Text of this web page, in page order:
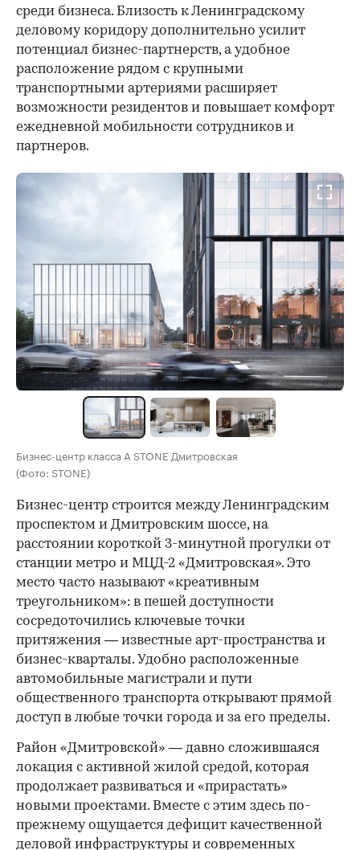
среди бизнеса. Близость к Ленинградскому
деловому коридору дополнительно усилит
потенциал бизнес-партнерств, а удобное
расположение рядом с крупными
транспортными артериями расширяет
возможности резидентов и повышает комфорт
ежедневной мобильности сотрудников и
партнеров.
Бизнес-центр класса А STONE Дмитровская
(Фото: STONE)
Бизнес-центр строится между Ленинградским
проспектом и Дмитровским шоссе, на
расстоянии короткой 3-минутной прогулки от
станции метро и МЦД-2 «Дмитровская». Это
место часто называют «креативным
треугольником»: в пешей доступности
сосредоточились ключевые точки
притяжения — известные арт-пространства и
бизнес-кварталы. Удобно расположенные
автомобильные магистрали и пути
общественного транспорта открывают прямой
доступ в любые точки города и за его пределы.
Район «Дмитровской» — давно сложившаяся
локация с активной жилой средой, которая
продолжает развиваться и «прирастать»
новыми проектами. Вместе с этим здесь по-
прежнему ощущается дефицит качественной
деловой инфраструктуры и современных